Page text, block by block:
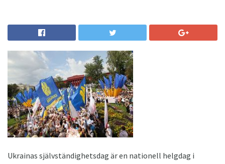
Ukrainas självständighetsdag är en nationell helgdag i